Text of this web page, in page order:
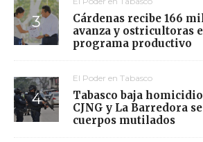
Cárdenas recibe 166
avanza y ostricultoras
programa productivo
El Poder en Tabasco
Tabasco baja
CJNG y La Barredora
cuerpos mutilados